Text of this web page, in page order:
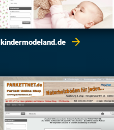
kindermodeland.de